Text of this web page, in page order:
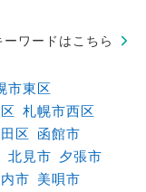
ワードはこちら
市東区
札幌市西区
区
函館市
北見市 夕張市
市 美唄市